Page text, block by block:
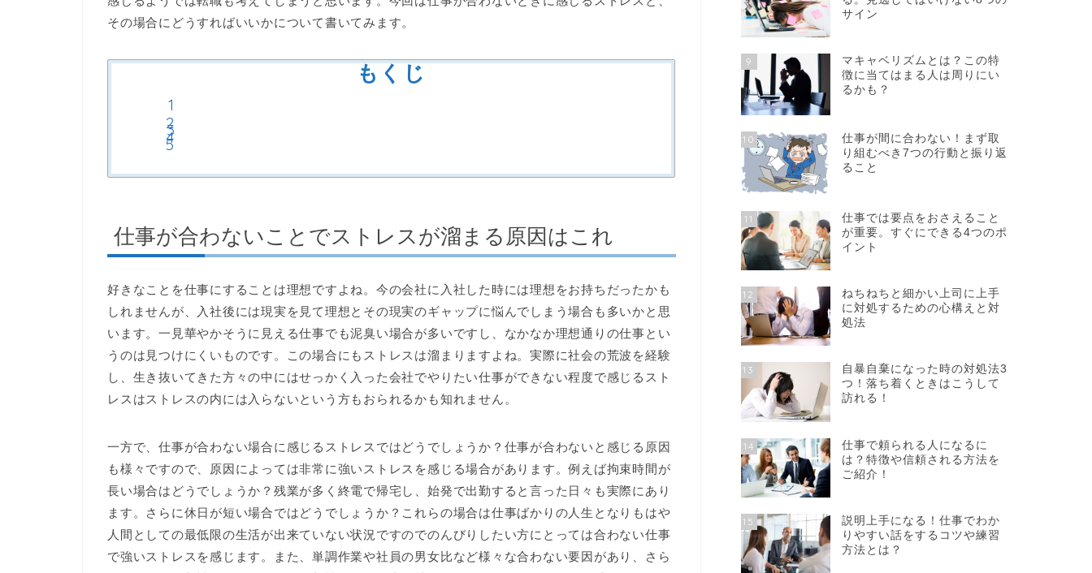
その場合にどうすればいいかについて書いてみます。
もくじ
仕事が合わないことでストレスが溜まる原因はこれ
好きなことを仕事にすることは理想ですよね。今の会社に入社した時には理想をお持ちだったかも
しれませんが、入社後には現実を見て理想とその現実のギャップに悩んでしまう場合も多いかと思
います。一見華やかそうに見える仕事でも泥臭い場合が多いですし、なかなか理想通りの仕事とい
うのは見つけにくいものです。この場合にもストレスは溜まりますよね。実際に社会の荒波を経験
し、生き抜いてきた方々の中にはせっかく入った会社でやりたい仕事ができない程度で感じるスト
レスはストレスの内には入らないという方もおられるかも知れません。
一方で、仕事が合わない場合に感じるストレスではどうでしょうか？仕事が合わないと感じる原因
も様々ですので、原因によっては非常に強いストレスを感じる場合があります。例えば拘束時間が
長い場合はどうでしょうか？残業が多く終電で帰宅し、始発で出勤すると言った日々も実際にあり
ます。さらに休日が短い場合ではどうでしょうか？これらの場合は仕事ばかりの人生となりもはや
人間としての最低限の生活が出来ていない状況ですのでのんびりしたい方にとっては合わない仕事
で強いストレスを感じます。また、単調作業や社員の男女比など様々な合わない要因があり、さら
サイン
9
マキャベリズムとは？この特
徴に当てはまる人は周りにい
るかも？
10
仕事が間に合わない！まず取
り組むべき7つの行動と振り返
ること
11
仕事では要点をおさえること
が重要。すぐにできる4つのポ
イント
12
ねちねちと細かい上司に上手
に対処するための心構えと対
処法
13
自暴自棄になった時の対処法3
つ！落ち着くときはこうして
訪れる！
14
仕事で頼られる人になるに
は？特徴や信頼される方法を
ご紹介！
15
説明上手になる！仕事でわか
りやすい話をするコツや練習
方法とは？